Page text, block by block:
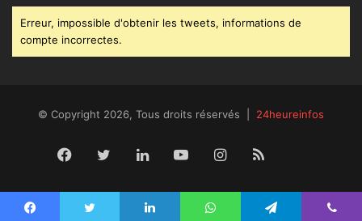
Erreur, impossible d'obtenir les tweets, informations de
compte incorrectes.
© Copyright 2026, Tous droits réservés | 24heureinfos
Facebook
TwitterLinkedinYouTubeInstagram